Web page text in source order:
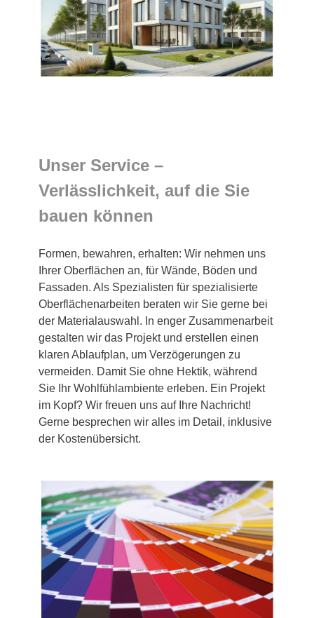
Unser Service –
Verlässlichkeit, auf die Sie
bauen können
Formen, bewahren, erhalten: Wir nehmen uns
Ihrer Oberflächen an, für Wände, Böden und
Fassaden. Als Spezialisten für spezialisierte
Oberflächenarbeiten beraten wir Sie gerne bei
der Materialauswahl. In enger Zusammenarbeit
gestalten wir das Projekt und erstellen einen
klaren Ablaufplan, um Verzögerungen zu
vermeiden. Damit Sie ohne Hektik, während
Sie Ihr Wohlfühlambiente erleben. Ein Projekt
im Kopf? Wir freuen uns auf Ihre Nachricht!
Gerne besprechen wir alles im Detail, inklusive
der Kostenübersicht.